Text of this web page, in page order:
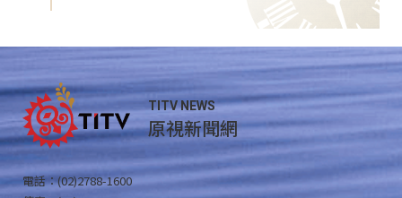
TITV NEWS
原視新聞網
電話：(02)2788-1600